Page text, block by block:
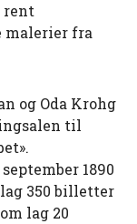
rent
fra
og Oda Krohg
til
1890
350 billetter
lag 20